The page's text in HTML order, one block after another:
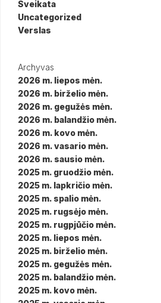
Sveikata
Uncategorized
Verslas
Archyvas
2026 m. liepos mėn.
2026 m. birželio mėn.
2026 m. gegužės mėn.
2026 m. balandžio mėn.
2026 m. kovo mėn.
2026 m. vasario mėn.
2026 m. sausio mėn.
2025 m. gruodžio mėn.
2025 m. lapkričio mėn.
2025 m. spalio mėn.
2025 m. rugsėjo mėn.
2025 m. rugpjūčio mėn.
2025 m. liepos mėn.
2025 m. birželio mėn.
2025 m. gegužės mėn.
2025 m. balandžio mėn.
2025 m. kovo mėn.